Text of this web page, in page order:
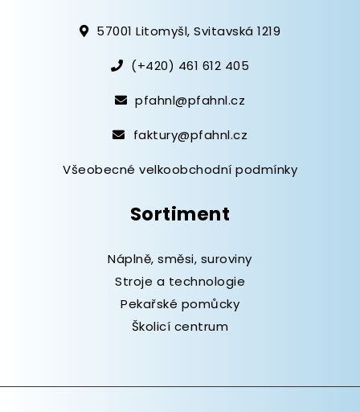
57001 Litomyšl, Svitavská 1219
(+420) 461 612 405
pfahnl@pfahnl.cz
faktury@pfahnl.cz
Všeobecné velkoobchodní podmínky
Sortiment
Náplně, směsi, suroviny
Stroje a technologie
Pekařské pomůcky
Školicí centrum